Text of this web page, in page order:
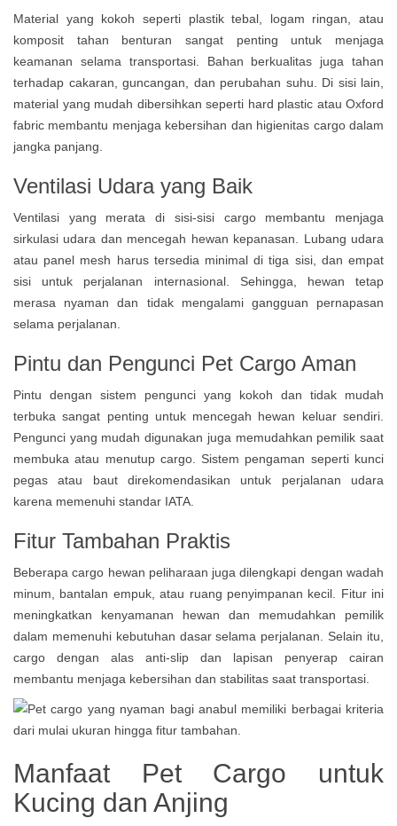
Material yang kokoh seperti plastik tebal, logam ringan, atau
komposit tahan benturan sangat penting untuk menjaga
keamanan selama transportasi. Bahan berkualitas juga tahan
terhadap cakaran, guncangan, dan perubahan suhu. Di sisi lain,
material yang mudah dibersihkan seperti hard plastic atau Oxford
fabric membantu menjaga kebersihan dan higienitas cargo dalam
jangka panjang.
Ventilasi Udara yang Baik
Ventilasi yang merata di sisi-sisi cargo membantu menjaga
sirkulasi udara dan mencegah hewan kepanasan. Lubang udara
atau panel mesh harus tersedia minimal di tiga sisi, dan empat
sisi untuk perjalanan internasional. Sehingga, hewan tetap
merasa nyaman dan tidak mengalami gangguan pernapasan
selama perjalanan.
Pintu dan Pengunci Pet Cargo Aman
Pintu dengan sistem pengunci yang kokoh dan tidak mudah
terbuka sangat penting untuk mencegah hewan keluar sendiri.
Pengunci yang mudah digunakan juga memudahkan pemilik saat
membuka atau menutup cargo. Sistem pengaman seperti kunci
pegas atau baut direkomendasikan untuk perjalanan udara
karena memenuhi standar IATA.
Fitur Tambahan Praktis
Beberapa cargo hewan peliharaan juga dilengkapi dengan wadah
minum, bantalan empuk, atau ruang penyimpanan kecil. Fitur ini
meningkatkan kenyamanan hewan dan memudahkan pemilik
dalam memenuhi kebutuhan dasar selama perjalanan. Selain itu,
cargo dengan alas anti-slip dan lapisan penyerap cairan
membantu menjaga kebersihan dan stabilitas saat transportasi.
Manfaat Pet Cargo untuk
Kucing dan Anjing